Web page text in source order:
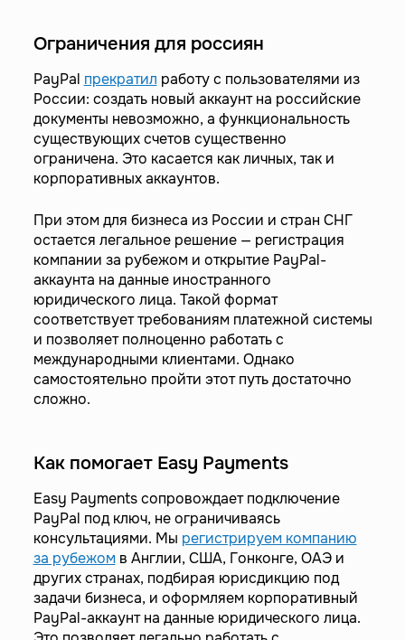
Ограничения для россиян
PayPal прекратил работу с пользователями из
России: создать новый аккаунт на российские
документы невозможно, а функциональность
существующих счетов существенно
ограничена. Это касается как личных, так и
корпоративных аккаунтов.
При этом для бизнеса из России и стран СНГ
остается легальное решение — регистрация
компании за рубежом и открытие PayPal-
аккаунта на данные иностранного
юридического лица. Такой формат
соответствует требованиям платежной системы
и позволяет полноценно работать с
международными клиентами. Однако
самостоятельно пройти этот путь достаточно
сложно.
Как помогает Easy Payments
Easy Payments сопровождает подключение
PayPal под ключ, не ограничиваясь
консультациями. Мы регистрируем компанию
за рубежомв Англии, США, Гонконге, ОАЭ и
других странах, подбирая юрисдикцию под
задачи бизнеса, и оформляем корпоративный
PayPal-аккаунт на данные юридического лица.